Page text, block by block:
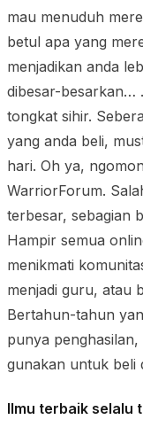
mau menuduh
betul apa yang
menjadikan anda
dibesar-besarkan…
tongkat sihir.
yang anda beli,
hari. Oh ya,
WarriorForum.
terbesar, sebagian
Hampir semua
menikmati
menjadi guru, atau
Bertahun-tahun
punya
gunakan untuk beli
Ilmu terbaik selalu